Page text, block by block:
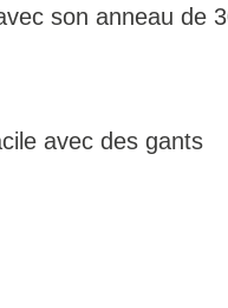
son anneau de
avec des gants